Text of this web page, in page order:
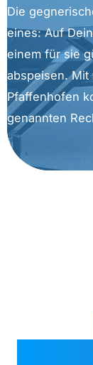
Die
eines: Auf
einem für sie
abspeisen. Mit
Pfaffenhofen
genannten